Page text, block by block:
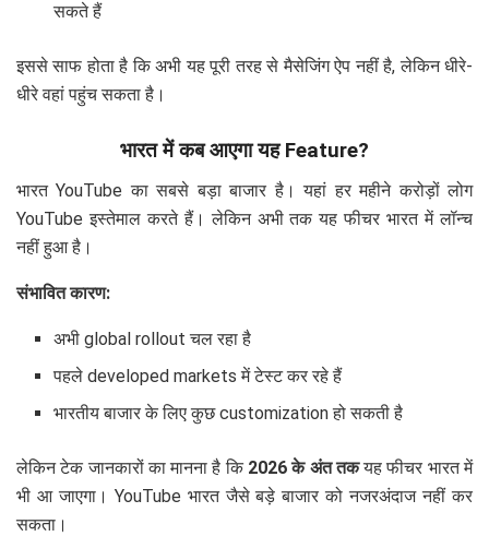
सकते हैं
इससे साफ होता है कि अभी यह पूरी तरह से मैसेजिंग ऐप नहीं है, लेकिन धीरे-
धीरे वहां पहुंच सकता है।
भारत में कब आएगा यह Feature?
भारत YouTube का सबसे बड़ा बाजार है। यहां हर महीने करोड़ों लोग
YouTube इस्तेमाल करते हैं। लेकिन अभी तक यह फीचर भारत में लॉन्च
नहीं हुआ है।
संभावित कारण:
अभी global rollout चल रहा है
पहले developed markets में टेस्ट कर रहे हैं
भारतीय बाजार के लिए कुछ customization हो सकती है
लेकिन टेक जानकारों का मानना है कि 2026 के अंत तकयह फीचर भारत में
भी आ जाएगा। YouTube भारत जैसे बड़े बाजार को नजरअंदाज नहीं कर
सकता।